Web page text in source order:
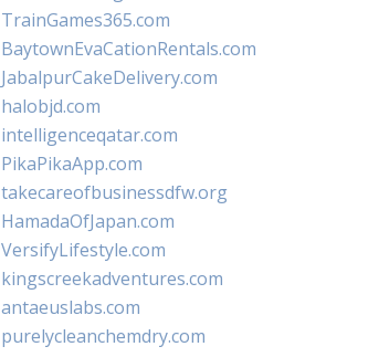
TrainGames365.com
BaytownEvaCationRentals.com
JabalpurCakeDelivery.com
halobjd.com
intelligenceqatar.com
PikaPikaApp.com
takecareofbusinessdfw.org
HamadaOfJapan.com
VersifyLifestyle.com
kingscreekadventures.com
antaeuslabs.com
purelycleanchemdry.com